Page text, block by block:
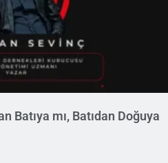
Batıya mı, Batıdan Doğuya